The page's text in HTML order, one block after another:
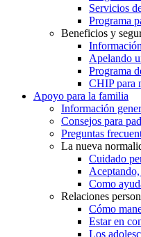
Servicios
Programa
Beneficios y
Apelando
Programa
CHIP para
Apoyo para la familia
Información
Consejos para
Preguntas
La nueva
Cuidado
Como
Relaciones
Cómo
Estar en
Los